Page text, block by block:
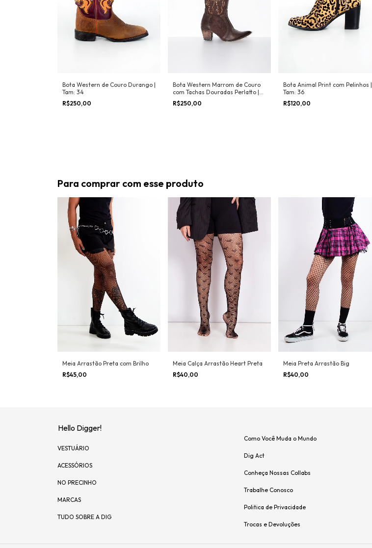
Bota Western de Couro Durango |
Tam: 34
R$250,00
Bota Western Marrom de Couro
com Tachas Douradas Perlatto |
Tam: 35
R$250,00
Bota Animal Print com Pelinhos |
Tam: 36
R$120,00
Para comprar com esse produto
Meia Arrastão Preta com Brilho
R$45,00
Meia Calça Arrastão Heart Preta
R$40,00
Meia Preta Arrastão Big
R$40,00
Hello Digger!
VESTUÁRIO
ACESSÓRIOS
NO PRECINHO
MARCAS
TUDO SOBRE A DIG
Como Você Muda o Mundo
Dig Act
Conheça Nossas Collabs
Trabalhe Conosco
Politica de Privacidade
Trocas e Devoluções